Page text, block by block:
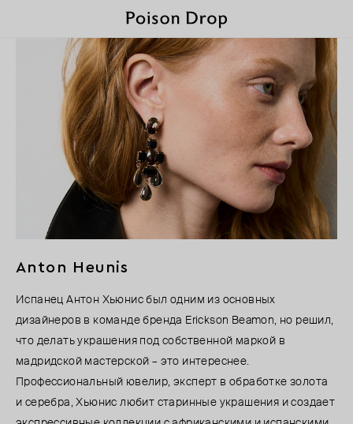
Anton Heunis
Испанец Антон Хьюнис был одним из основных
дизайнеров в команде бренда Erickson Beamon, но решил,
что делать украшения под собственной маркой в
мадридской мастерской – это интереснее.
Профессиональный ювелир, эксперт в обработке золота
и серебра, Хьюнис любит старинные украшения и создает